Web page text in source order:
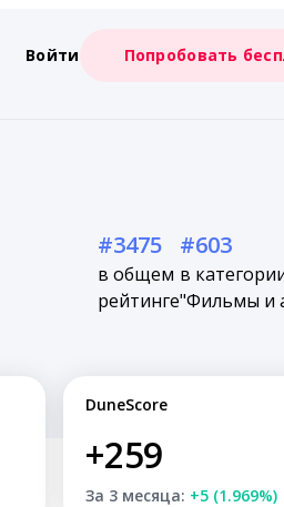
Войти Попробовать
#3475
в общем
рейтинге
#603
в
"Фильмы и
DuneScore
+259
За 3 месяца: +5 (1.969%)